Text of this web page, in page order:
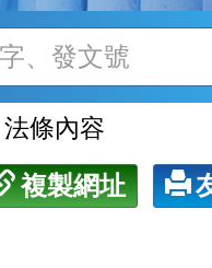
法條內容
複製網址